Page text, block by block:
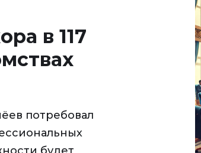
в 117
потребовал